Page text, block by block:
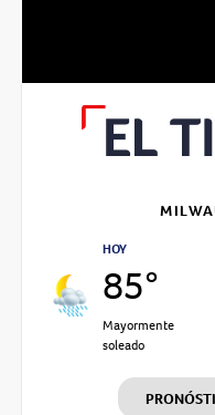
HOY
85°
Mayormente
soleado